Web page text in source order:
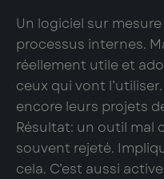
Un logiciel sur
processus internes.
réellement utile et
ceux qui vont
encore leurs projets
Résultat: un outil mal
souvent rejeté.
cela. C’est aussi